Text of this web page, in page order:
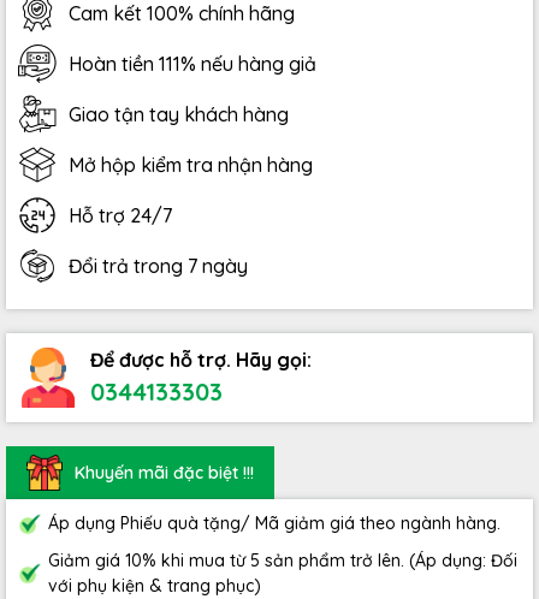
Cam kết 100% chính hãng
Hoàn tiền 111% nếu hàng giả
Giao tận tay khách hàng
Mở hộp kiểm tra nhận hàng
Hỗ trợ 24/7
Đổi trả trong 7 ngày
Để được hỗ trợ. Hãy gọi:
0344133303
Khuyến mãi đặc biệt !!!
Áp dụng Phiếu quà tặng/ Mã giảm giá theo ngành hàng.
Giảm giá 10% khi mua từ 5 sản phẩm trở lên. (Áp dụng: Đối
với phụ kiện & trang phục)